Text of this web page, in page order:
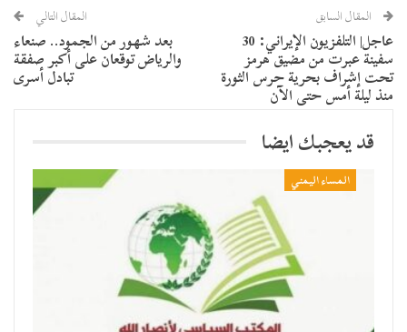
المقال السابق
عاجل| التلفزيون الإيراني: 30
سفينة عبرت من مضيق هرمز
تحت إشراف بحرية حرس الثورة
منذ ليلة أمس حتى الآن
المقال التالي
بعد شهور من الجمود.. صنعاء
والرياض توقعان على أكبر صفقة
تبادل أسرى
قد يعجبك ايضا
المساء اليمني